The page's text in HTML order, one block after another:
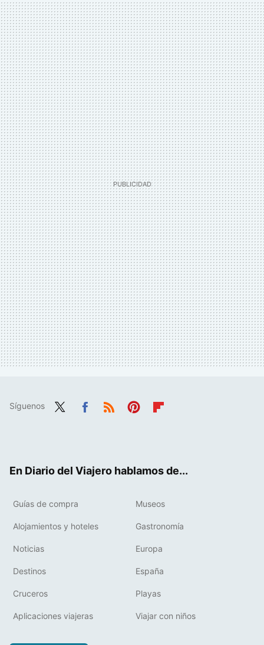
Síguenos
En Diario del Viajero hablamos de...
Guías de compra Museos
Alojamientos y hoteles Gastronomía
Noticias Europa
Destinos España
Cruceros Playas
Aplicaciones viajeras Viajar con niños